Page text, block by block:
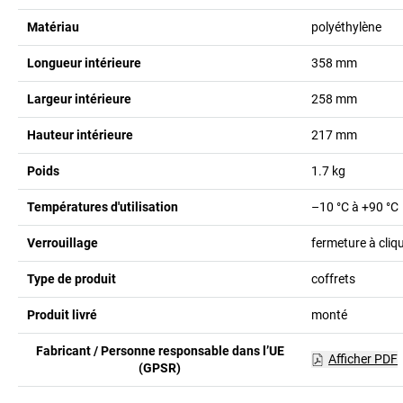
Matériau polyéthylène
Longueur intérieure 358 mm
Largeur intérieure 258 mm
Hauteur intérieure 217 mm
Poids 1.7 kg
Températures d'utilisation –10 °C à +90 °C
Verrouillage fermeture à
Type de produit coffrets
Produit livré monté
Fabricant / Personne responsable dans l’UE
(GPSR)
Afficher PDF